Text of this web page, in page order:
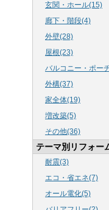
玄関・ホール(15)
廊下・階段(4)
外壁(28)
屋根(23)
バルコニー・ポー
外構(37)
家全体(19)
増改築(5)
その他(36)
テーマ別リフォー
耐震(3)
エコ・省エネ(7)
オール電化(5)